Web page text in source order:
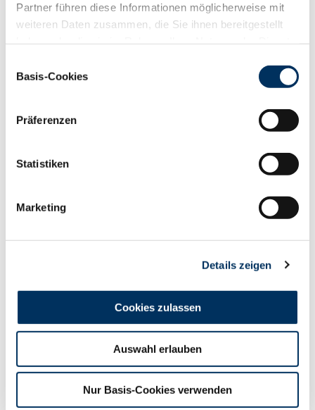
Partner führen diese Informationen möglicherweise mit
weiteren Daten zusammen, die Sie ihnen bereitgestellt
Cookies, wenn Sie unsere Webseite weiterhin nutzen.
Basis-Cookies
Präferenzen
Statistiken
Marketing
Details zeigen
Cookies zulassen
Auswahl erlauben
Nur Basis-Cookies verwenden
RZGesund
117
RZEuterfit
RZKlaue
117
RZRepro
111
RZ
Kälberfit 105
115
Tö./Betr.
308/92
Fett %
-0.09
+10
115
RZE 125
Milchtyp
126